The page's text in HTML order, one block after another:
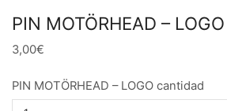
PIN MOTÖRHEAD – LOGO
3,00€
PIN MOTÖRHEAD – LOGO cantidad